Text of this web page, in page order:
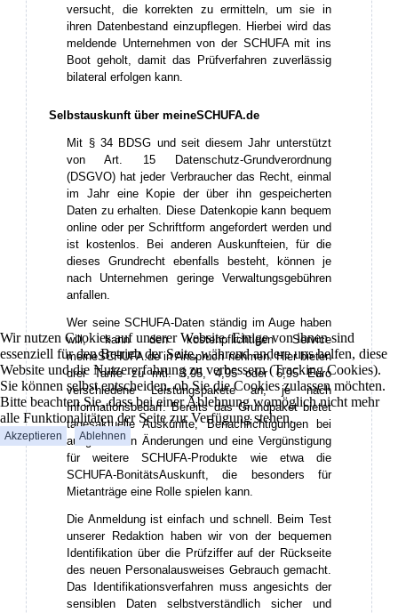
versucht, die korrekten zu ermitteln, um sie in
ihren Datenbestand einzupflegen. Hierbei wird das
meldende Unternehmen von der SCHUFA mit ins
Boot geholt, damit das Prüfverfahren zuverlässig
bilateral erfolgen kann.
Selbstauskunft über meineSCHUFA.de
Mit § 34 BDSG und seit diesem Jahr unterstützt
von Art. 15 Datenschutz-Grundverordnung
(DSGVO) hat jeder Verbraucher das Recht, einmal
im Jahr eine Kopie der über ihn gespeicherten
Daten zu erhalten. Diese Datenkopie kann bequem
online oder per Schriftform angefordert werden und
ist kostenlos. Bei anderen Auskunfteien, für die
dieses Grundrecht ebenfalls besteht, können je
nach Unternehmen geringe Verwaltungsgebühren
anfallen.
Wer seine SCHUFA-Daten ständig im Auge haben
will, kann den kostenpflichtigen Service
meineSCHUFA.de in Anspruch nehmen. Hier bieten
drei Tarife zu mtl. 3,95, 4,95 oder 6,95 Euro
verschiedene Leistungspakete an, je nach
Informationsbedarf. Bereits das Grundpaket bietet
tagesaktuelle Auskünfte, Benachrichtigungen bei
ausgewählten Änderungen und eine Vergünstigung
für weitere SCHUFA-Produkte wie etwa die
SCHUFA-BonitätsAuskunft, die besonders für
Mietanträge eine Rolle spielen kann.
Die Anmeldung ist einfach und schnell. Beim Test
unserer Redaktion haben wir von der bequemen
Identifikation über die Prüfziffer auf der Rückseite
des neuen Personalausweises Gebrauch gemacht.
Das Identifikationsverfahren muss angesichts der
sensiblen Daten selbstverständlich sicher und
Wir nutzen Cookies auf unserer Website. Einige von ihnen sind
essenziell für den Betrieb der Seite, während andere uns helfen, diese
Website und die Nutzererfahrung zu verbessern (Tracking Cookies).
Sie können selbst entscheiden, ob Sie die Cookies zulassen möchten.
Bitte beachten Sie, dass bei einer Ablehnung womöglich nicht mehr
alle Funktionalitäten der Seite zur Verfügung stehen.
Akzeptieren Ablehnen